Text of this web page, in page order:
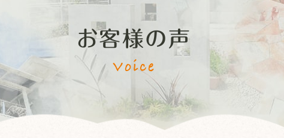
お客様の声
Voice